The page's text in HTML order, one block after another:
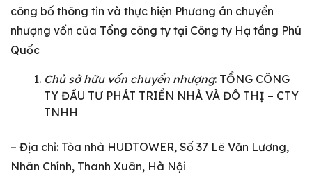
công bố thông tin và thực hiện Phương án chuyển
nhượng vốn của Tổng công ty tại Công ty Hạ tầng Phú
Quốc
Chủ sở hữu vốn chuyển nhượng: TỔNG CÔNG
TY ĐẦU TƯ PHÁT TRIỂN NHÀ VÀ ĐÔ THỊ – CTY
TNHH
– Địa chỉ: Tòa nhà HUDTOWER, Số 37 Lê Văn Lương,
Nhân Chính, Thanh Xuân, Hà Nội